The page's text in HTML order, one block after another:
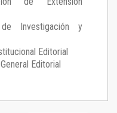
Investigación y
Editorial
Editorial